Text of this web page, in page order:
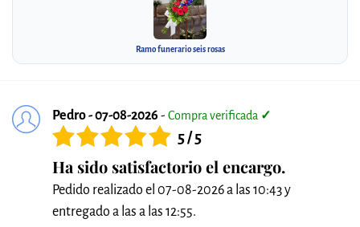
Ramo funerario seis rosas
Pedro - 07-08-2026 - Compra verificada ✓
5 / 5
Ha sido satisfactorio el encargo.
Pedido realizado el 07-08-2026 a las 10:43 y
entregado a las a las 12:55.